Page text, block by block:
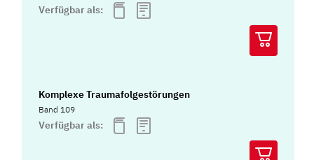
Verfügbar als:
Komplexe Traumafolgestörungen
Band 109
Verfügbar als: